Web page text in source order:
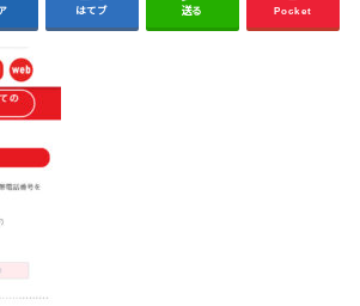
はてブ 送る Pocket